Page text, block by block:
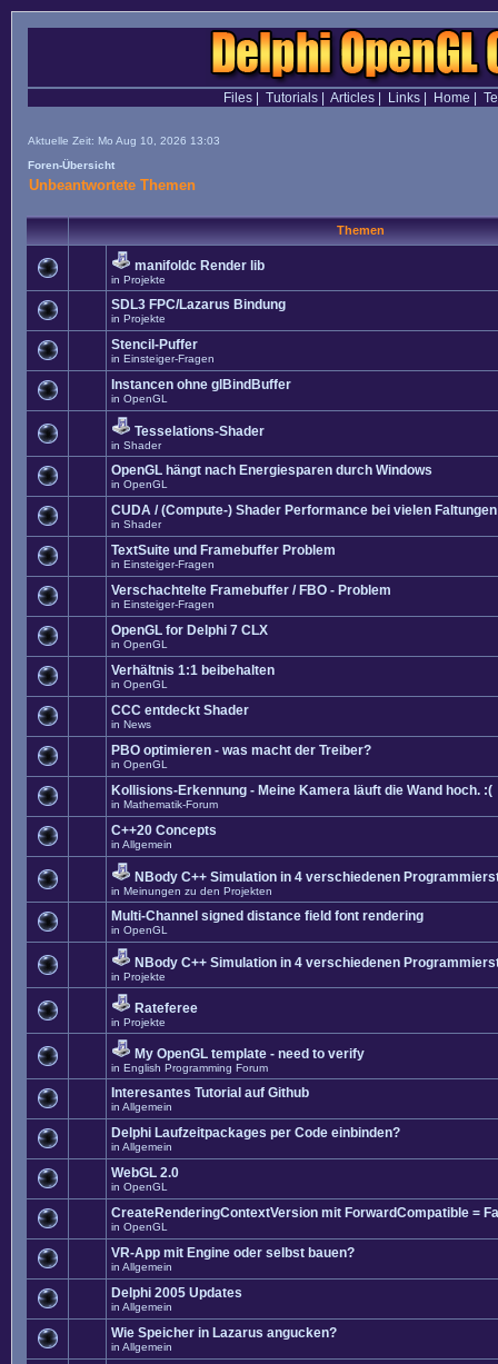
Files| Tutorials| Articles| Links| Home
Aktuelle Zeit: Mo Aug 10, 2026 13:03
Foren-Übersicht
Unbeantwortete Themen
Themen
manifoldc Render lib
in Projekte
SDL3 FPC/Lazarus Bindung
in Projekte
Stencil-Puffer
in Einsteiger-Fragen
Instancen ohne glBindBuffer
in OpenGL
Tesselations-Shader
in Shader
OpenGL hängt nach Energiesparen durch Windows
in OpenGL
CUDA / (Compute-) Shader Performance bei vielen Faltungen
in Shader
TextSuite und Framebuffer Problem
in Einsteiger-Fragen
Verschachtelte Framebuffer / FBO - Problem
in Einsteiger-Fragen
OpenGL for Delphi 7 CLX
in OpenGL
Verhältnis 1:1 beibehalten
in OpenGL
CCC entdeckt Shader
in News
PBO optimieren - was macht der Treiber?
in OpenGL
Kollisions-Erkennung - Meine Kamera läuft die Wand hoch. :(
in Mathematik-Forum
C++20 Concepts
in Allgemein
NBody C++ Simulation in 4 verschiedenen
in Meinungen zu den Projekten
Multi-Channel signed distance field font rendering
in OpenGL
NBody C++ Simulation in 4 verschiedenen
in Projekte
Rateferee
in Projekte
My OpenGL template - need to verify
in English Programming Forum
Interesantes Tutorial auf Github
in Allgemein
Delphi Laufzeitpackages per Code einbinden?
in Allgemein
WebGL 2.0
in OpenGL
CreateRenderingContextVersion mit ForwardCompatible =
in OpenGL
VR-App mit Engine oder selbst bauen?
in Allgemein
Delphi 2005 Updates
in Allgemein
Wie Speicher in Lazarus angucken?
in Allgemein